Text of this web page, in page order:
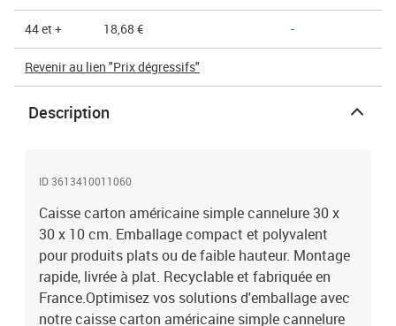
44 et + 18,68 € -
Revenir au lien "Prix dégressifs"
Description
ID 3613410011060
Caisse carton américaine simple cannelure 30 x
30 x 10 cm. Emballage compact et polyvalent
pour produits plats ou de faible hauteur. Montage
rapide, livrée à plat. Recyclable et fabriquée en
France.Optimisez vos solutions d'emballage avec
notre caisse carton américaine simple cannelure